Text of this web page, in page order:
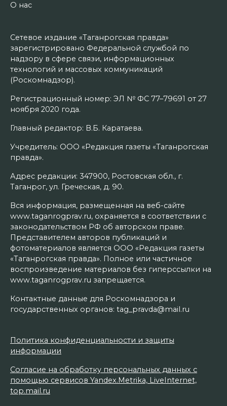
О нас
Сетевое издание «Таганрогская правда»
зарегистрировано Федеральной службой по
надзору в сфере связи, информационных
технологий и массовых коммуникаций
(Роскомнадзор).
Регистрационный номер: ЭЛ № ФС 77–79691 от 27
ноября 2020 года.
Главный редактор: В.Б. Каратаева.
Учредитель: ООО «Редакция газеты «Таганрогская
правда».
Адрес редакции: 347900, Ростовская обл., г.
Таганрог, ул. Греческая, д. 90.
Вся информация, размещенная на веб-сайте
www.taganrogprav.ru, охраняется в соответствии с
законодательством РФ об авторском праве.
Представителем авторов публикаций и
фотоматериалов является ООО «Редакция газеты
«Таганрогская правда». Полное или частичное
воспроизведение материалов без гиперссылки на
www.taganrogprav.ru запрещается.
Контактные данные для Роскомнадзора и
государственных органов: tag_pravda@mail.ru
Политика конфиденциальности и защиты
информации
Согласие на обработку персональных данных с
помощью сервисов Yandex.Metrika, LiveInternet,
top.mail.ru